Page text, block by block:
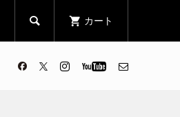
 カート